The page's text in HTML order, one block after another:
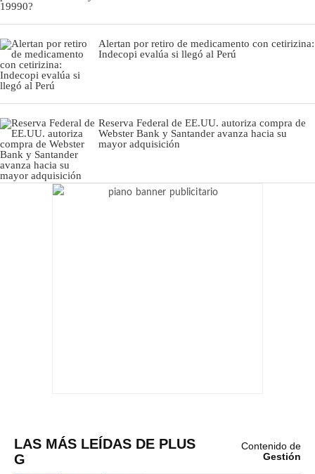
Alertan por retiro de medicamento con cetirizina:
Indecopi evalúa si llegó al Perú
Reserva Federal de EE.UU. autoriza compra de
Webster Bank y Santander avanza hacia su
mayor adquisición
LAS MÁS LEÍDAS DE PLUS
G
Contenido de
Gestión